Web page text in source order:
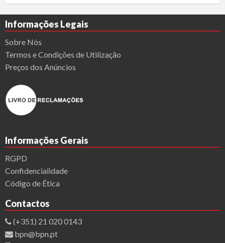
Informações Legais
Sobre Nós
Termos e Condições de Utilização
Preços dos Anúncios
Informações Gerais
RGPD
Confidencialidade
Código de Ética
Contactos
(+351) 21 020 0143
bpn@bpn.pt